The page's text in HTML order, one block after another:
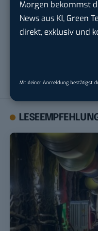
Morgen bekommst
News aus KI, Green
direkt, exklusiv und
Mit deiner Anmeldung bestätigst
Ekki Kern
Ekki ist Medienjournalist
privat für seinen Watchblog